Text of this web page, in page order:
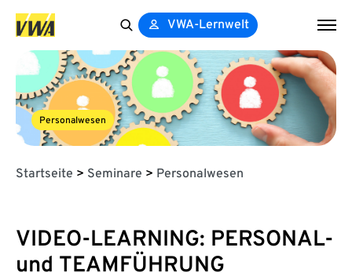
for:
VWA-Lernwelt
Personalwesen
Startseite > Seminare > Personalwesen
VIDEO-LEARNING: PERSONAL-
und TEAMFÜHRUNG